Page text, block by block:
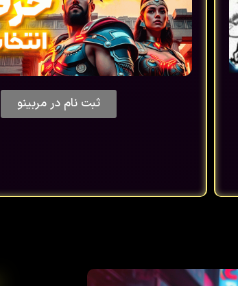
ثبت نام در مربینو